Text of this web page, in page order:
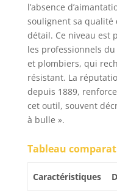
l’absence
soulignent sa qualité
détail. Ce niveau est
les professionnels
et plombiers, qui
résistant. La
depuis 1889,
cet outil, souvent
à bulle ».
Tableau
Caractéristiques